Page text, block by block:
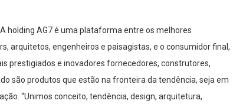
holding AG7 é uma plataforma entre os melhores
arquitetos, engenheiros e paisagistas, e o consumidor final,
prestigiados e inovadores fornecedores, construtores,
são produtos que estão na fronteira da tendência, seja em
“Unimos conceito, tendência, design, arquitetura,